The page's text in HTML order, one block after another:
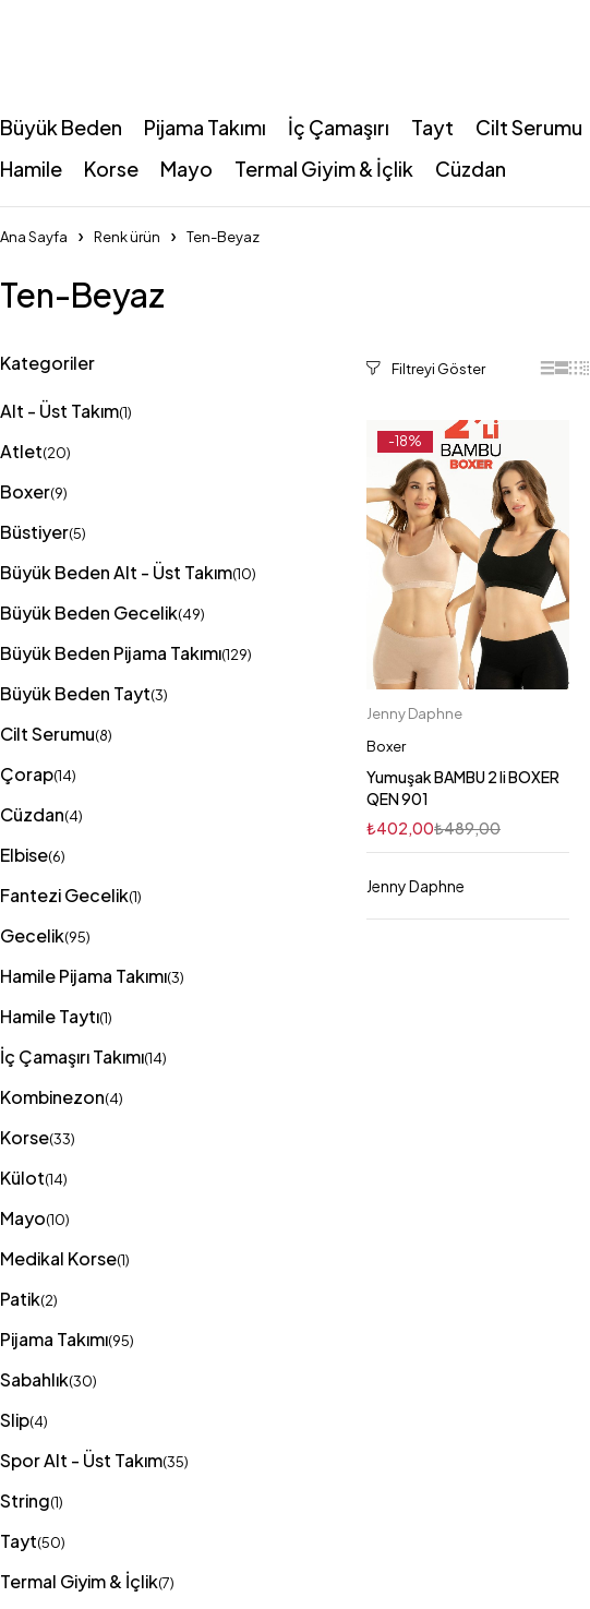
Büyük Beden Pijama Takımı İç Çamaşırı Tayt Cilt Serumu
Hamile
Korse Mayo Termal Giyim & İçlik Cüzdan
Ana Sayfa Renk ürün Ten-Beyaz
Ten-Beyaz
Kategoriler
Alt - Üst Takım(1)
Atlet(20)
Boxer(9)
Büstiyer(5)
Büyük Beden Alt - Üst Takım(10)
Büyük Beden Gecelik(49)
Büyük Beden Pijama Takımı(129)
Büyük Beden Tayt(3)
Cilt Serumu(8)
Çorap(14)
Cüzdan(4)
Elbise(6)
Fantezi Gecelik(1)
Gecelik(95)
Hamile Pijama Takımı(3)
Hamile Taytı(1)
İç Çamaşırı Takımı(14)
Kombinezon(4)
Korse(33)
Külot(14)
Mayo(10)
Medikal Korse(1)
Patik(2)
Pijama Takımı(95)
Sabahlık(30)
Slip(4)
Spor Alt - Üst Takım(35)
String(1)
Tayt(50)
Termal Giyim & İçlik(7)
-18%
Sepete Ekle
L
M
Jenny Daphne
Boxer
Yumuşak BAMBU 2 li BOXER
QEN 901
₺489,00
₺402,00
Jenny Daphne